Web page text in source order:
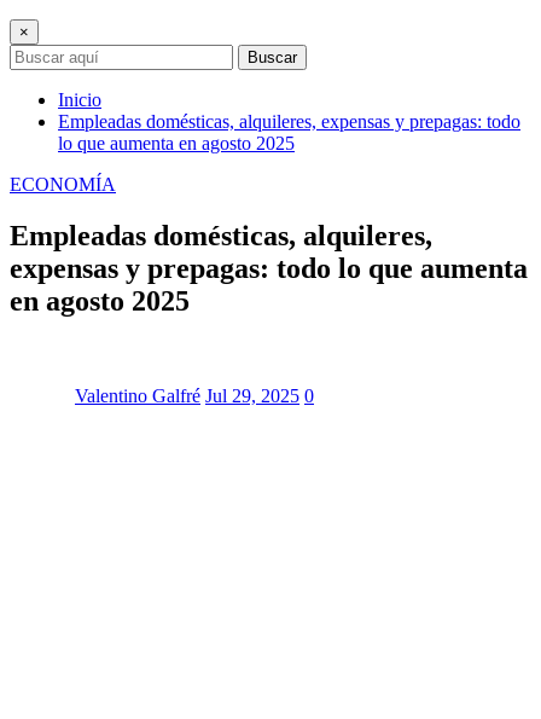
×
Buscar
Inicio
Empleadas domésticas, alquileres, expensas y prepagas: todo
lo que aumenta en agosto 2025
ECONOMÍA
Empleadas domésticas, alquileres,
expensas y prepagas: todo lo que aumenta
en agosto 2025
Valentino Galfré Jul 29, 2025 0